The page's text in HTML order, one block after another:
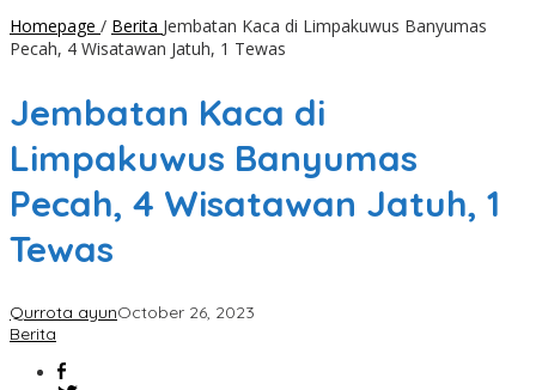
Homepage / Berita Jembatan Kaca di Limpakuwus Banyumas
Pecah, 4 Wisatawan Jatuh, 1 Tewas
Jembatan Kaca di
Limpakuwus Banyumas
Pecah, 4 Wisatawan Jatuh, 1
Tewas
Qurrota ayunOctober 26, 2023
Berita